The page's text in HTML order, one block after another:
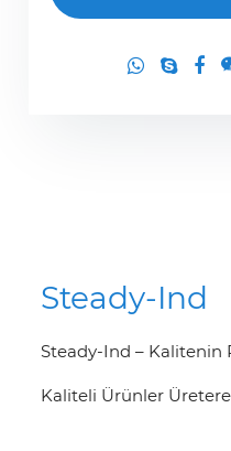
Steady-Ind
Steady-Ind – Kalitenin
Kaliteli Ürünler